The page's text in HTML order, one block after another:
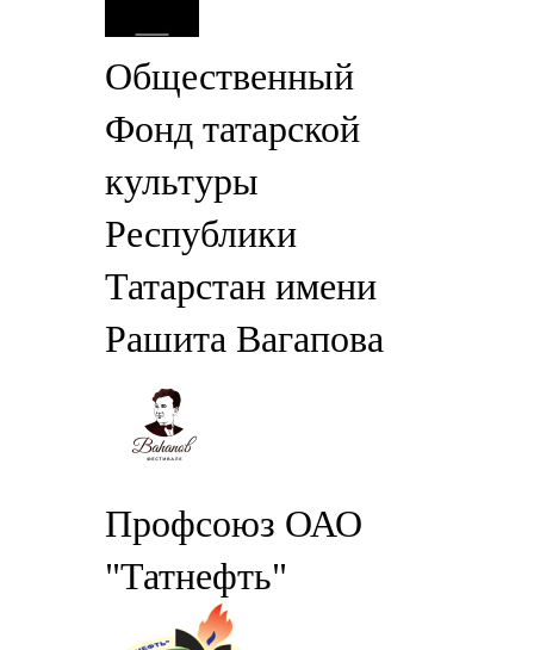
Общественный
Фонд татарской
культуры
Республики
Татарстан имени
Рашита Вагапова
Профсоюз ОАО
"Татнефть"